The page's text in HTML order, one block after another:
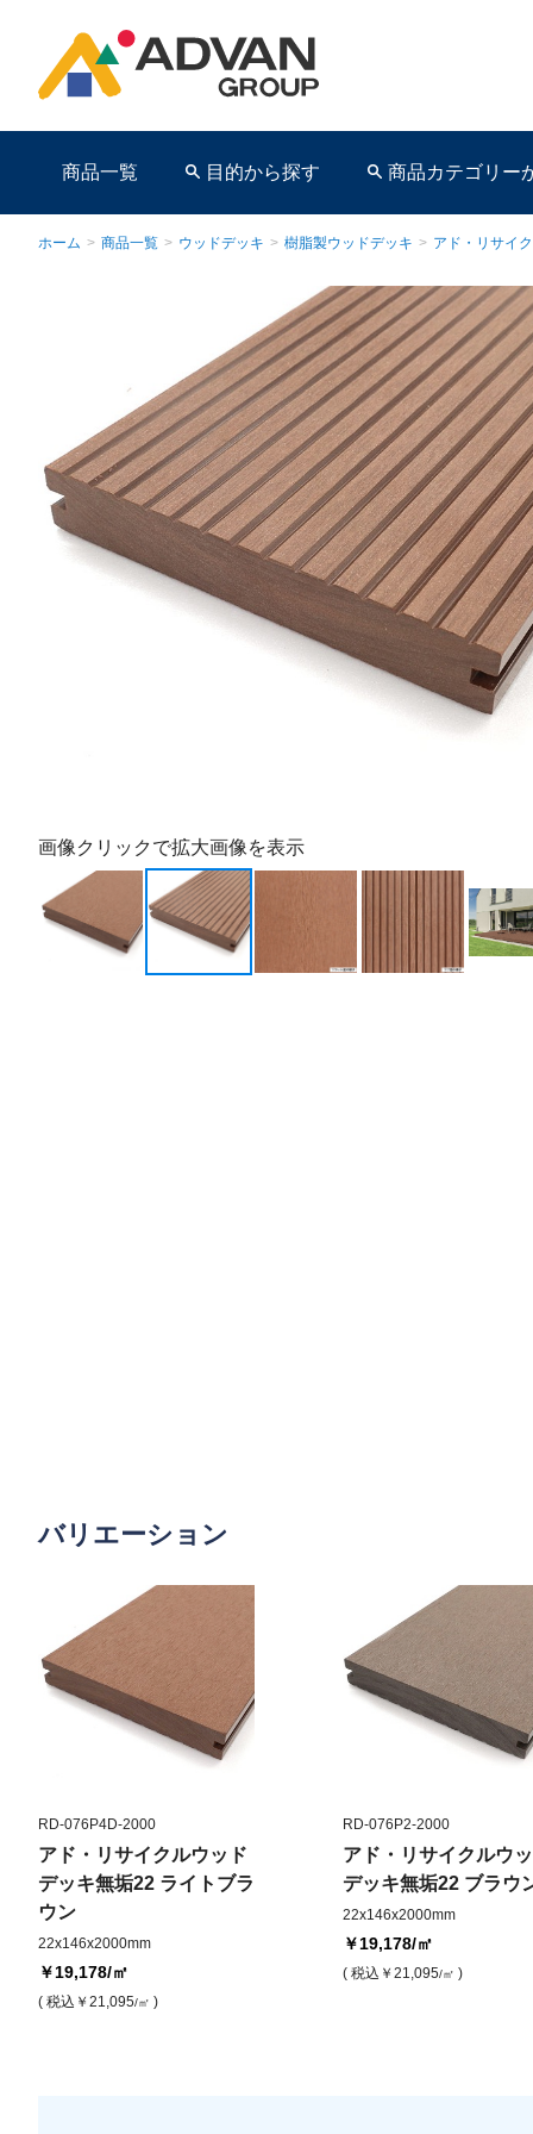
商品一覧 目的から探す 商品カテゴリー
商品ペー
ホーム > 商品一覧 > ウッドデッキ > 樹脂製ウッドデッキ > アド・リサイ
画像クリックで拡大画像を表示
バリエーション
RD-076P4D-2000
アド・リサイクルウッド
デッキ無垢22 ライトブラ
ウン
22x146x2000mm
￥19,178/㎡
( 税込 ￥21,095/㎡ )
RD-076P2-2000
アド・リサイクルウ
デッキ無垢22 ブラウ
22x146x2000mm
￥19,178/㎡
( 税込 ￥21,095/㎡ )